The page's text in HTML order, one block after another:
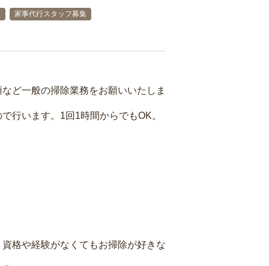
家事代行スタッフ募集
ど一般の掃除業務をお願いいたしま
行います。1回1時間からでもOK。
格や経験がなくてもお掃除が好きな